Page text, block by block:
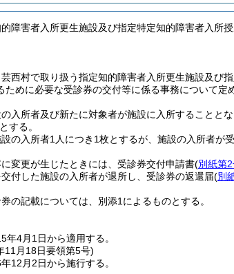
障害者入所更生施設及び指定特定知的障害者入所
西村で取り扱う指定知的障害者入所更生施設及び
ために必要な受診券の交付等に係る事務について定
入所者及び新たに対象者が施設に入所することと
する。
の入所者1人につき1枚とするが、施設の入所者が
変更が生じたときには、受診券交付申請書(別紙第
付した施設の入所者が退所し、受診券の返還届(別
の記載については、別添1によるものとする。
年4月1日から適用する。
11月18日要領第5号)
12月2日から施行する。